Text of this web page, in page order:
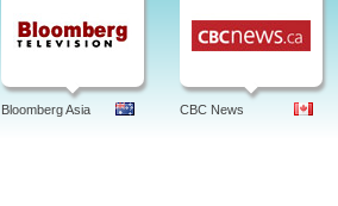
Bloomberg Asia CBC News